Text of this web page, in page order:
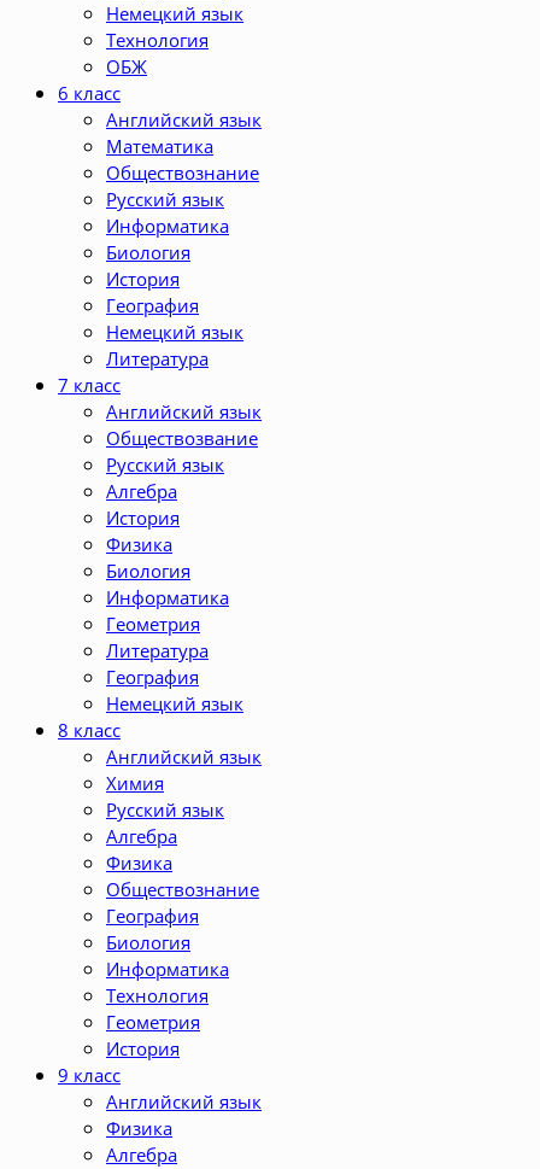
Немецкий язык
Технология
ОБЖ
6 класс
Английский язык
Математика
Обществознание
Русский язык
Информатика
Биология
История
География
Немецкий язык
Литература
7 класс
Английский язык
Обществозвание
Русский язык
Алгебра
История
Физика
Биология
Информатика
Геометрия
Литература
География
Немецкий язык
8 класс
Английский язык
Химия
Русский язык
Алгебра
Физика
Обществознание
География
Биология
Информатика
Технология
Геометрия
История
9 класс
Английский язык
Физика
Алгебра